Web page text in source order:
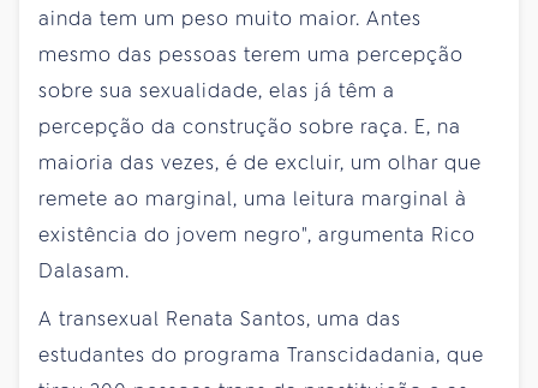
ainda tem um peso muito maior. Antes
mesmo das pessoas terem uma percepção
sobre sua sexualidade, elas já têm a
percepção da construção sobre raça. E, na
maioria das vezes, é de excluir, um olhar que
remete ao marginal, uma leitura marginal à
existência do jovem negro", argumenta Rico
Dalasam.
A transexual Renata Santos, uma das
estudantes do programa Transcidadania, que